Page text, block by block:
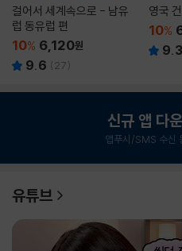
걸어서 세계속으로 - 남유
럽 동유럽 편
10% 6,120원
9.6 ( 27)
영국
10%
9.3
신규 앱 다
앱푸시/SMS 수신
유튜브